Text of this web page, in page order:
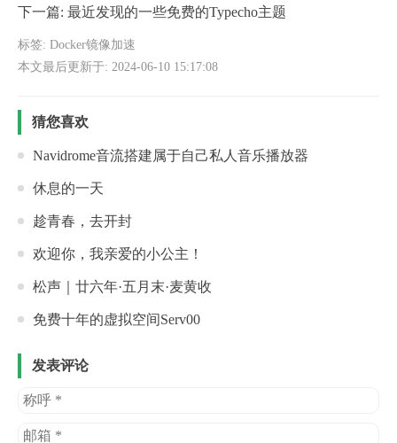
下一篇: 最近发现的一些免费的Typecho主题
标签: Docker镜像加速
本文最后更新于: 2024-06-10 15:17:08
猜您喜欢
Navidrome音流搭建属于自己私人音乐播放器
休息的一天
趁青春，去开封
欢迎你，我亲爱的小公主！
松声｜廿六年·五月末·麦黄收
免费十年的虚拟空间Serv00
发表评论